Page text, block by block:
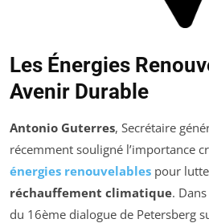
Les Énergies
Avenir Durable
Antonio Guterres, Secrétaire
récemment souligné l’importance
énergies renouvelables pour
réchauffement climatique.
du 16ème dialogue de Petersberg